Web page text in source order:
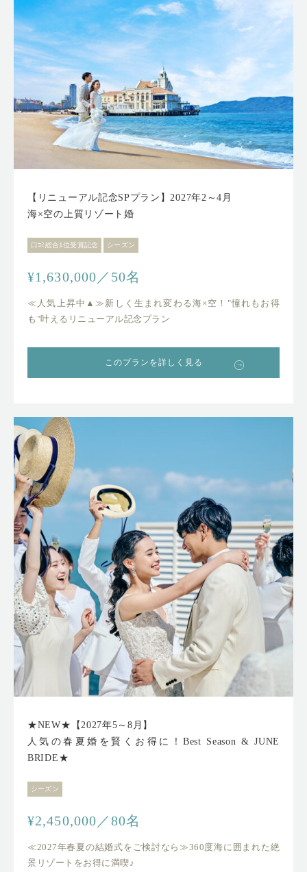
【リニューアル記念SPプラン】2027年2～4月
海×空の上質リゾート婚
口ｺﾐ総合1位受賞記念 シーズン
¥1,630,000／50名
≪人気上昇中▲≫新しく生まれ変わる海×空！"憧れもお得
も"叶えるリニューアル記念プラン
このプランを詳しく見る
★NEW★【2027年5～8月】
人気の春夏婚を賢くお得に！Best Season & JUNE
BRIDE★
シーズン
¥2,450,000／80名
≪2027年春夏の結婚式をご検討なら≫360度海に囲まれた絶
景リゾートをお得に満喫♪